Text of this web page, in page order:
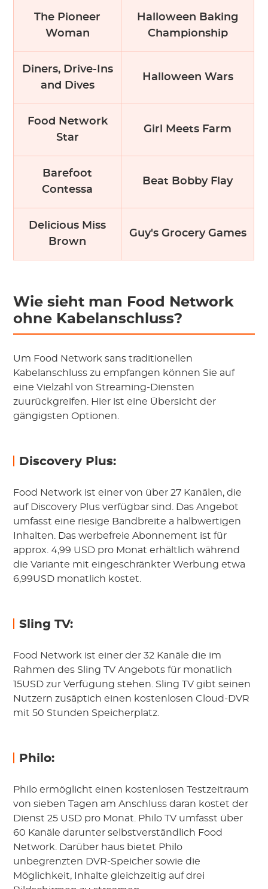
The Pioneer
Woman
Halloween Baking
Championship
Diners, Drive-Ins
and Dives
Halloween Wars
Food Network
Star
Girl Meets Farm
Barefoot
Contessa
Beat Bobby Flay
Delicious Miss
Brown
Guy's Grocery Games
Wie sieht man Food Network
ohne Kabelanschluss?
Um Food Network sans traditionellen
Kabelanschluss zu empfangen können Sie auf
eine Vielzahl von Streaming-Diensten
zuurückgreifen. Hier ist eine Übersicht der
gängigsten Optionen.
Discovery Plus:
Food Network ist einer von über 27 Kanälen, die
auf Discovery Plus verfügbar sind. Das Angebot
umfasst eine riesige Bandbreite a halbwertigen
Inhalten. Das werbefreie Abonnement ist für
approx. 4,99 USD pro Monat erhältlich während
die Variante mit eingeschränkter Werbung etwa
6,99USD monatlich kostet.
Sling TV:
Food Network ist einer der 32 Kanäle die im
Rahmen des Sling TV Angebots für monatlich
15USD zur Verfügung stehen. Sling TV gibt seinen
Nutzern zusäptich einen kostenlosen Cloud-DVR
mit 50 Stunden Speicherplatz.
Philo:
Philo ermöglicht einen kostenlosen Testzeitraum
von sieben Tagen am Anschluss daran kostet der
Dienst 25 USD pro Monat. Philo TV umfasst über
60 Kanäle darunter selbstverständlich Food
Network. Darüber haus bietet Philo
unbegrenzten DVR-Speicher sowie die
Möglichkeit, Inhalte gleichzeitig auf drei